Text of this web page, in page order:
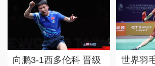
向鹏3-1西多伦科 晋级
世界羽